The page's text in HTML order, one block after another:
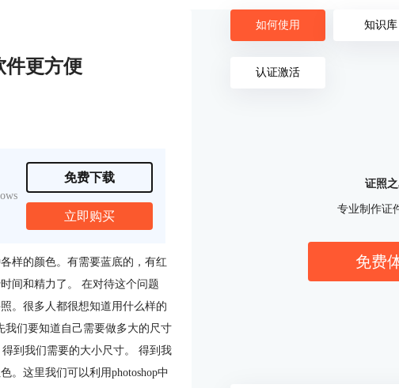
件更方便
免费下载
立即购买
样的颜色。有需要蓝底的，有红
间和精力了。 在对待这个问题
。很多人都很想知道用什么样的
我们要知道自己需要做多大的尺寸
到我们需要的大小尺寸。 得到我
。这里我们可以利用photoshop中
如何使用 知识库
认证激活
证照
专业制作证
免费